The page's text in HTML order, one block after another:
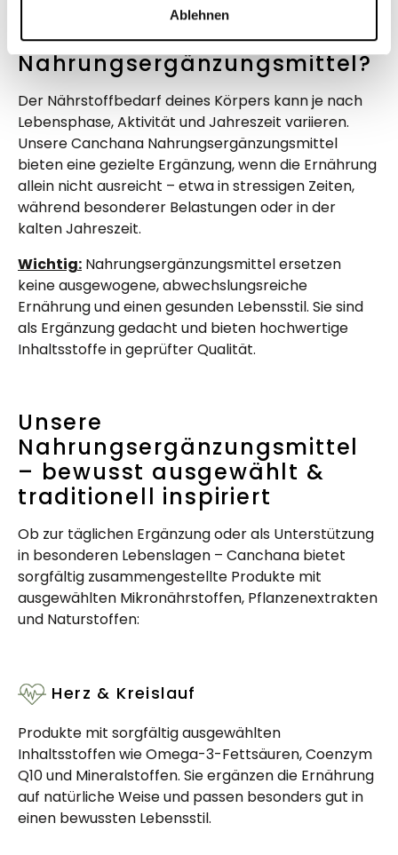
Ablehnen
Wie sinnvoll sind
Nahrungsergänzungsmittel?
Der Nährstoffbedarf deines Körpers kann je nach
Lebensphase, Aktivität und Jahreszeit variieren.
Unsere Canchana Nahrungsergänzungsmittel
bieten eine gezielte Ergänzung, wenn die Ernährung
allein nicht ausreicht – etwa in stressigen Zeiten,
während besonderer Belastungen oder in der
kalten Jahreszeit.
Wichtig: Nahrungsergänzungsmittel ersetzen
keine ausgewogene, abwechslungsreiche
Ernährung und einen gesunden Lebensstil. Sie sind
als Ergänzung gedacht und bieten hochwertige
Inhaltsstoffe in geprüfter Qualität.
Unsere
Nahrungsergänzungsmittel
– bewusst ausgewählt &
traditionell inspiriert
Ob zur täglichen Ergänzung oder als Unterstützung
in besonderen Lebenslagen – Canchana bietet
sorgfältig zusammengestellte Produkte mit
ausgewählten Mikronährstoffen, Pflanzenextrakten
und Naturstoffen:
Herz & Kreislauf
Produkte mit sorgfältig ausgewählten
Inhaltsstoffen wie Omega-3-Fettsäuren, Coenzym
Q10 und Mineralstoffen. Sie ergänzen die Ernährung
auf natürliche Weise und passen besonders gut in
einen bewussten Lebensstil.